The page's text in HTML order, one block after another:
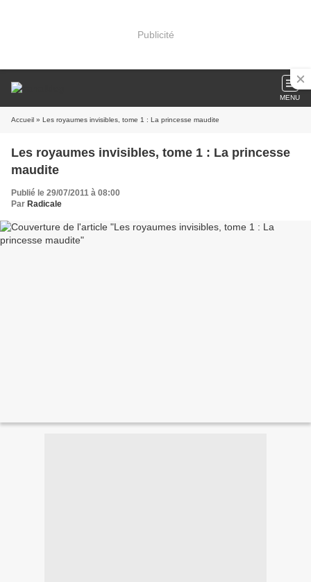
Publicité
MENU
Accueil » Les royaumes invisibles, tome 1 : La princesse maudite
Les royaumes invisibles, tome 1 : La princesse
maudite
Publié le 29/07/2011 à 08:00
Par Radicale